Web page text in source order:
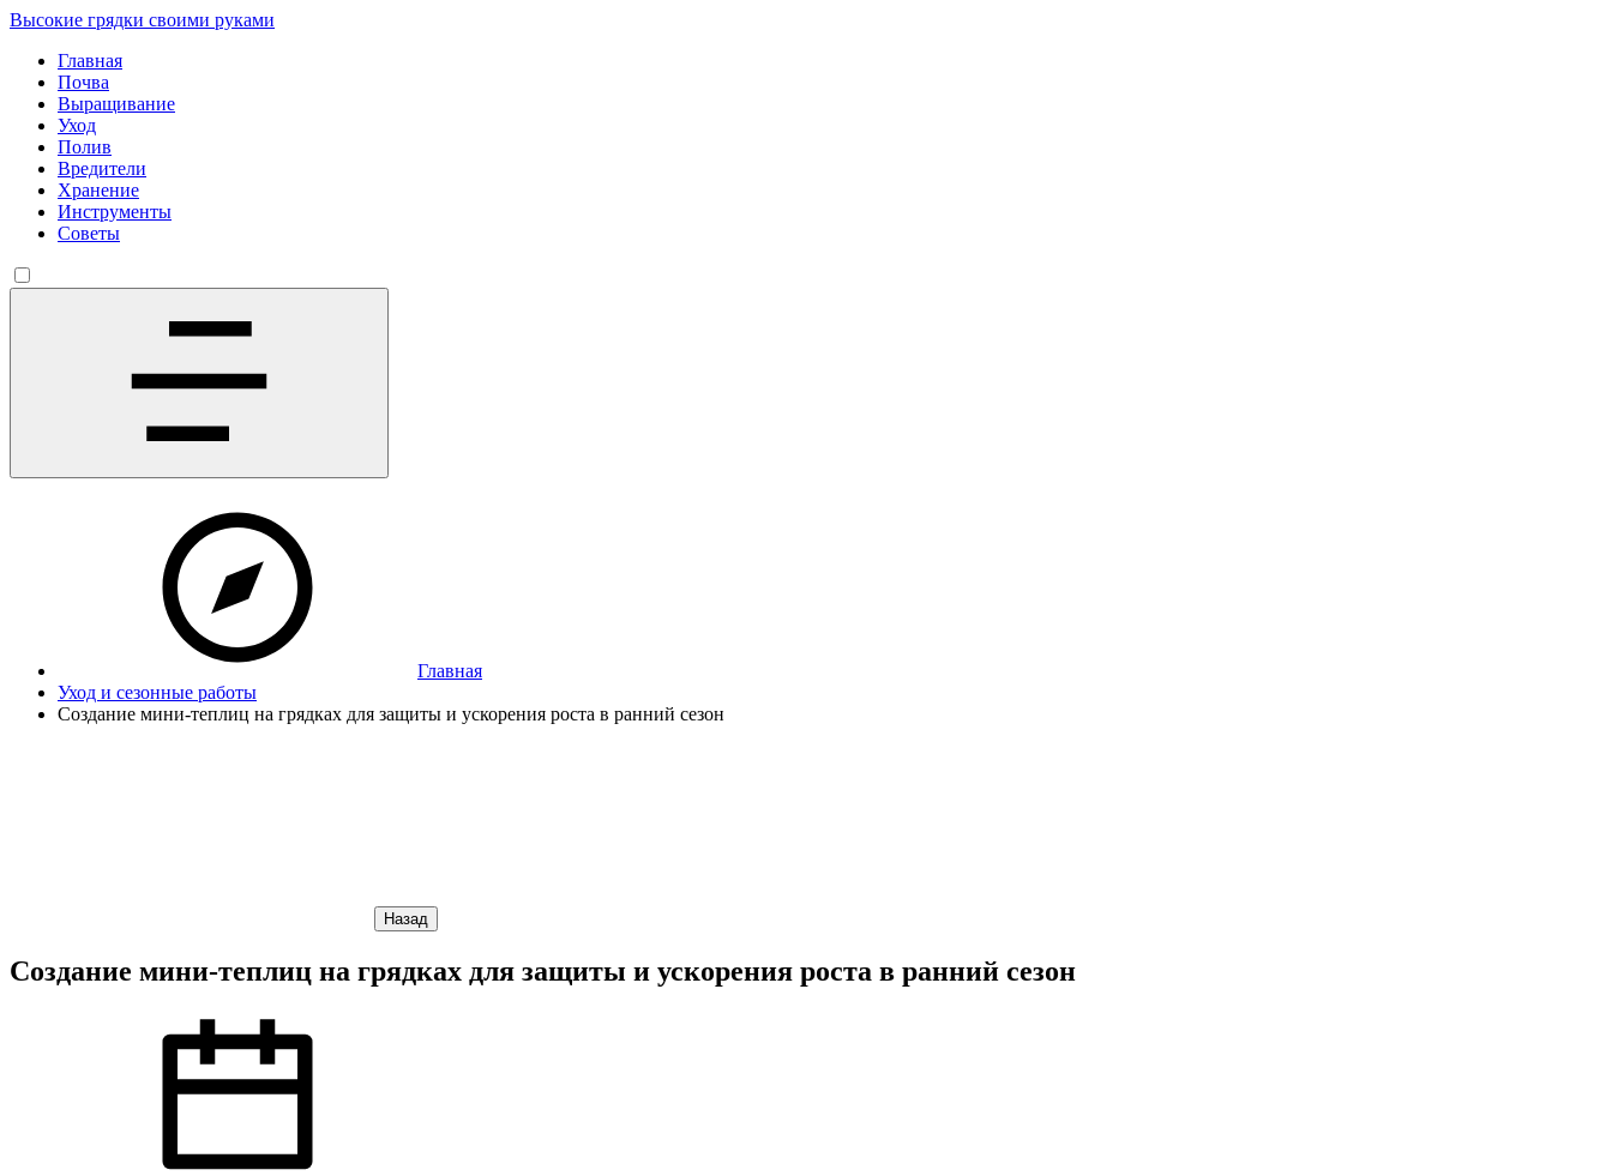
Высокие грядки своими руками
Главная
Почва
Выращивание
Уход
Полив
Вредители
Хранение
Инструменты
Советы
Главная
Уход и сезонные работы
Создание мини-теплиц на грядках для защиты и ускорения роста в ранний сезон
Назад
Создание мини-теплиц на грядках для защиты и ускорения роста в ранний сезон